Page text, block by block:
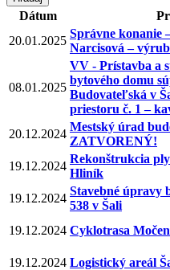
Dátum
20.01.2025
Správne konanie
Narcisová –
08.01.2025
VV - Prístavba a
bytového domu
Budovateľská v
priestoru č. 1 –
20.12.2024
Mestský úrad
ZATVORENÝ!
19.12.2024
Rekonštrukcia
Hliník
19.12.2024
Stavebné úpravy
538 v Šali
19.12.2024 Cyklotrasa
19.12.2024 Logistický areál